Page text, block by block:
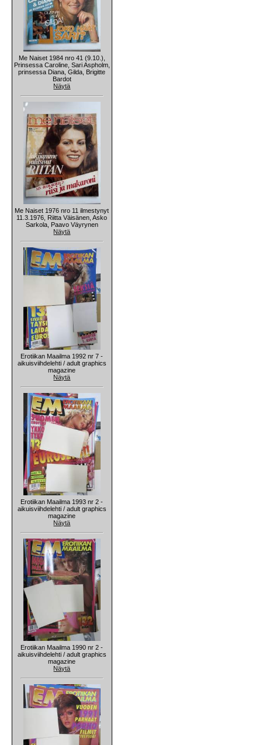
Me Naiset 1984 nro 41 (9.10.),
Prinsessa Caroline, Sari Aspholm,
prinsessa Diana, Gilda, Brigitte
Bardot
Näytä
Me Naiset 1976 nro 11 ilmestynyt
11.3.1976, Riitta Väisänen, Asko
Sarkola, Paavo Väyrynen
Näytä
Erotiikan Maailma 1992 nr 7 -
aikuisviihdelehti / adult graphics
magazine
Näytä
Erotiikan Maailma 1993 nr 2 -
aikuisviihdelehti / adult graphics
magazine
Näytä
Erotiikan Maailma 1990 nr 2 -
aikuisviihdelehti / adult graphics
magazine
Näytä